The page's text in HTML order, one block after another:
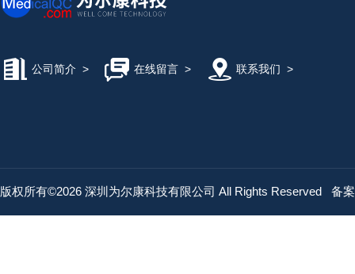
公司简介 > 在线留言> 联系我们 >
版权所有©2026 深圳为尔康科技有限公司 All Rights Reserved 备